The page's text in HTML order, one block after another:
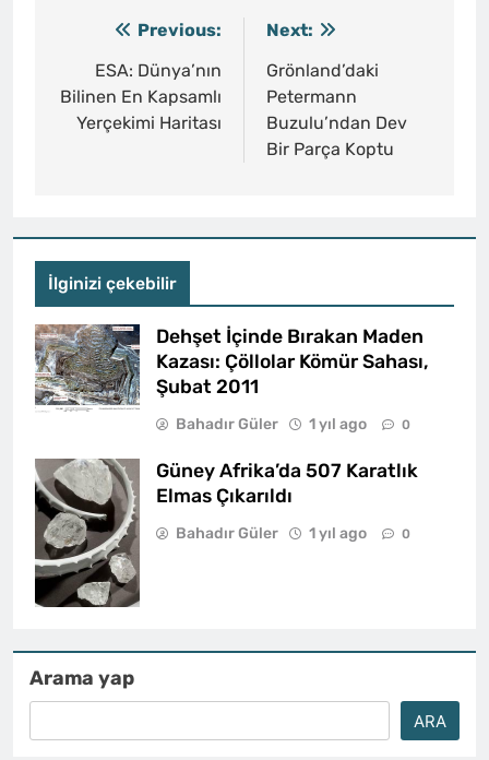
gezinmesi
Previous:
ESA: Dünya’nın
Bilinen En Kapsamlı
Yerçekimi Haritası
Next:
Grönland’daki
Petermann
Buzulu’ndan Dev
Bir Parça Koptu
İlginizi çekebilir
Dehşet İçinde Bırakan Maden
Kazası: Çöllolar Kömür Sahası,
Şubat 2011
Bahadır Güler 1 yıl ago 0
Güney Afrika’da 507 Karatlık
Elmas Çıkarıldı
Bahadır Güler 1 yıl ago 0
Arama yap
ARA